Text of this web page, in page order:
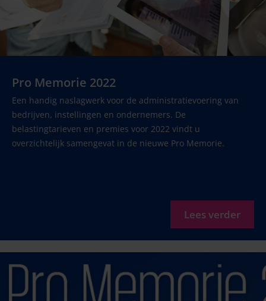
Pro Memorie 2022
Een handig naslagwerk voor de administratievoering van
bedrijven, instellingen en ondernemers. De
belastingtarieven en premies voor 2022 vindt u
overzichtelijk samengevat in de nieuwe Pro Memorie.
Lees verder